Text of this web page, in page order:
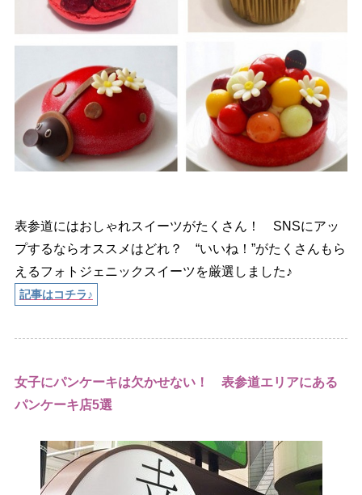
表参道にはおしゃれスイーツがたくさん！ SNSにアッ
プするならオススメはどれ？ “いいね！”がたくさんもら
えるフォトジェニックスイーツを厳選しました♪
記事はコチラ♪
女子にパンケーキは欠かせない！ 表参道エリアにある
パンケーキ店5選